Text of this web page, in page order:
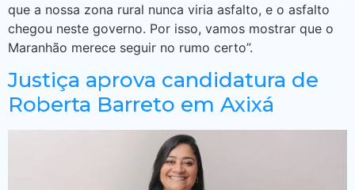
que a nossa zona rural nunca viria asfalto, e o asfalto
chegou neste governo. Por isso, vamos mostrar que o
Maranhão merece seguir no rumo certo”.
Justiça aprova candidatura de
Roberta Barreto em Axixá